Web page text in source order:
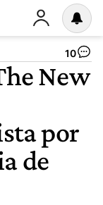
10
New
por
de